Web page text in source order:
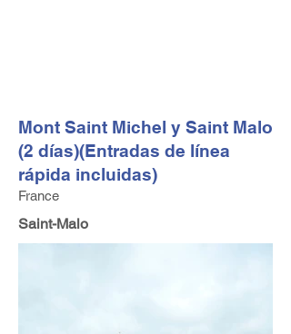
Mont Saint Michel y Saint Malo
(2 días)(Entradas de línea
rápida incluidas)
France
Saint-Malo